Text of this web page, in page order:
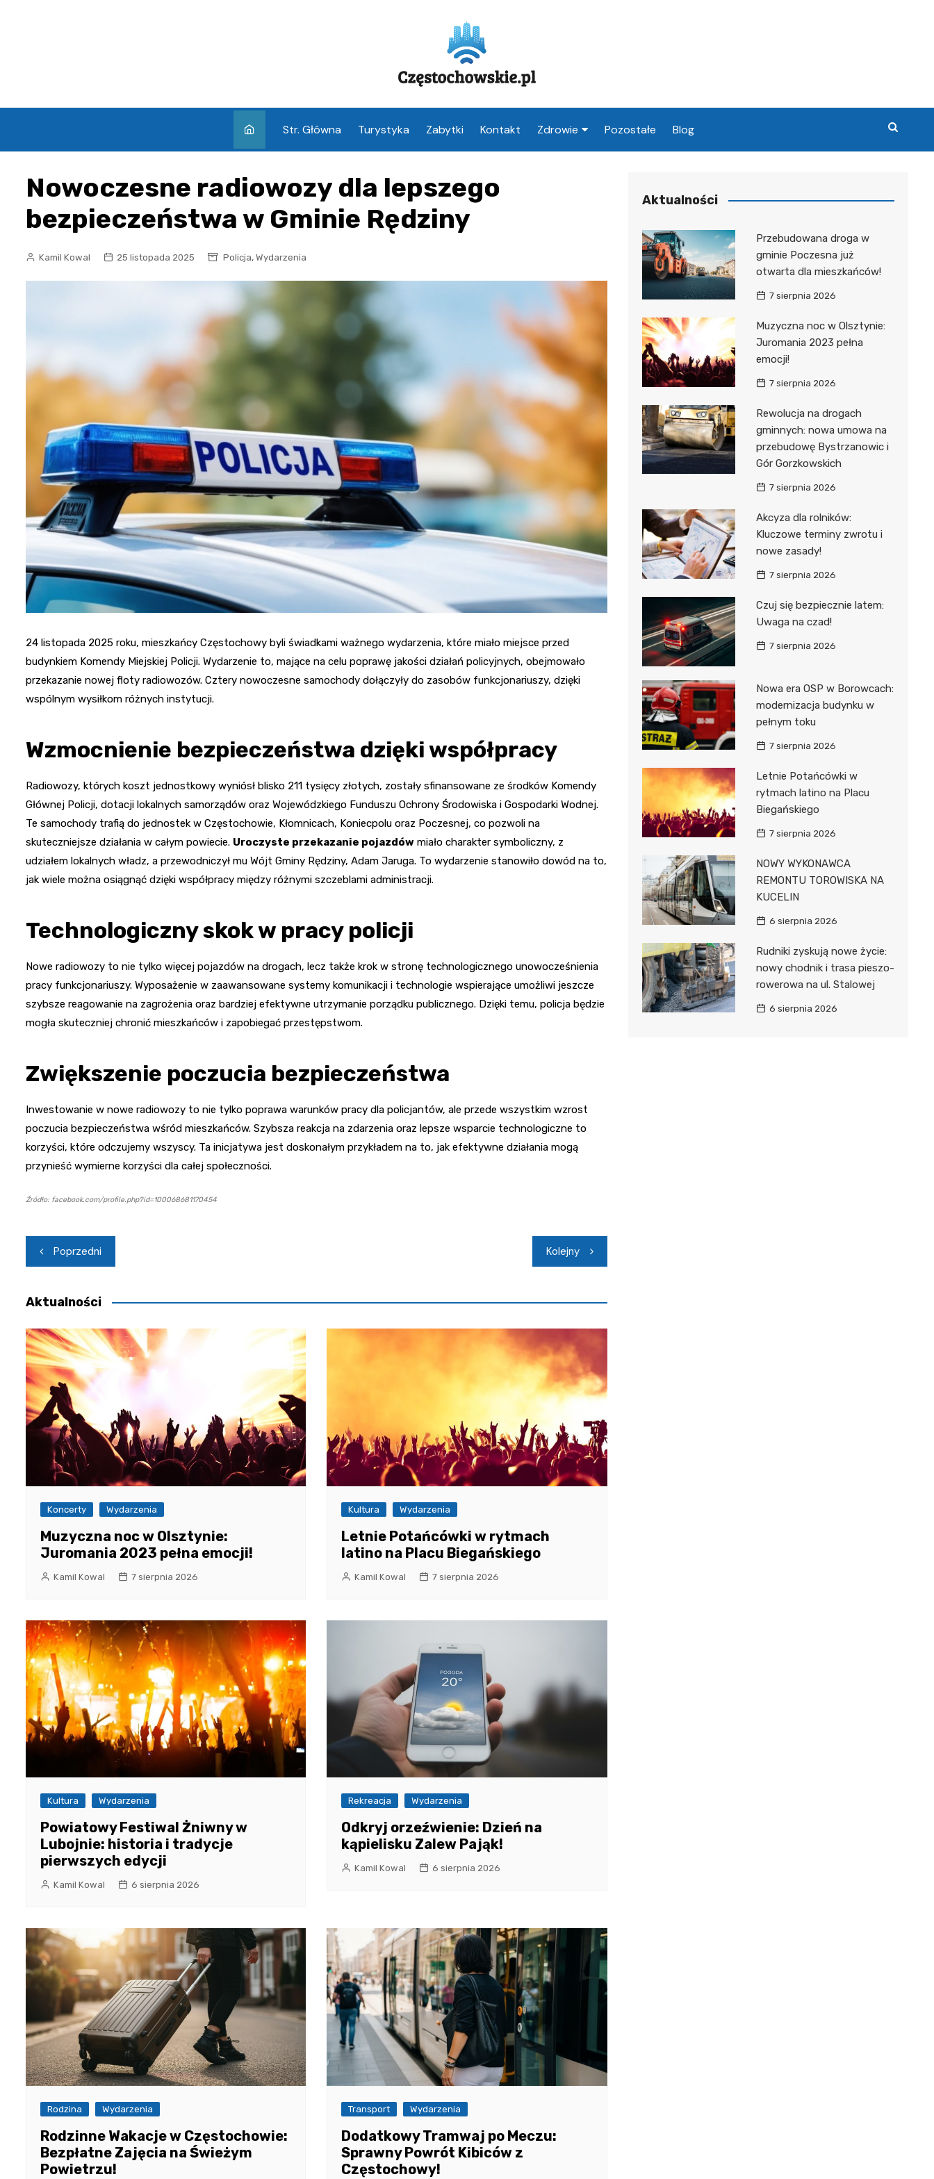
Str. Główna Turystyka Zabytki Kontakt Zdrowie
Lekarz Częstochowa
Częstochowa
Pozostałe Blog
Nowoczesne radiowozy dla lepszego
bezpieczeństwa w Gminie Rędziny
Kamil Kowal 25 listopada 2025 Policja, Wydarzenia
24 listopada 2025 roku, mieszkańcy Częstochowy byli świadkami ważnego wydarzenia, które miało miejsce przed
budynkiem Komendy Miejskiej Policji. Wydarzenie to, mające na celu poprawę jakości działań policyjnych, obejmowało
przekazanie nowej floty radiowozów. Cztery nowoczesne samochody dołączyły do zasobów funkcjonariuszy, dzięki
wspólnym wysiłkom różnych instytucji.
Wzmocnienie bezpieczeństwa dzięki współpracy
Radiowozy, których koszt jednostkowy wyniósł blisko 211 tysięcy złotych, zostały sfinansowane ze środków Komendy
Głównej Policji, dotacji lokalnych samorządów oraz Wojewódzkiego Funduszu Ochrony Środowiska i Gospodarki Wodnej.
Te samochody trafią do jednostek w Częstochowie, Kłomnicach, Koniecpolu oraz Poczesnej, co pozwoli na
skuteczniejsze działania w całym powiecie. Uroczyste przekazanie pojazdów miało charakter symboliczny, z
udziałem lokalnych władz, a przewodniczył mu Wójt Gminy Rędziny, Adam Jaruga. To wydarzenie stanowiło dowód na to,
jak wiele można osiągnąć dzięki współpracy między różnymi szczeblami administracji.
Technologiczny skok w pracy policji
Nowe radiowozy to nie tylko więcej pojazdów na drogach, lecz także krok w stronę technologicznego unowocześnienia
pracy funkcjonariuszy. Wyposażenie w zaawansowane systemy komunikacji i technologie wspierające umożliwi jeszcze
szybsze reagowanie na zagrożenia oraz bardziej efektywne utrzymanie porządku publicznego. Dzięki temu, policja będzie
mogła skuteczniej chronić mieszkańców i zapobiegać przestępstwom.
Zwiększenie poczucia bezpieczeństwa
Inwestowanie w nowe radiowozy to nie tylko poprawa warunków pracy dla policjantów, ale przede wszystkim wzrost
poczucia bezpieczeństwa wśród mieszkańców. Szybsza reakcja na zdarzenia oraz lepsze wsparcie technologiczne to
korzyści, które odczujemy wszyscy. Ta inicjatywa jest doskonałym przykładem na to, jak efektywne działania mogą
przynieść wymierne korzyści dla całej społeczności.
Źródło: facebook.com/profile.php?id=100068681170454
Nawigacja
wpisu
Poprzedni Kolejny
Aktualności
Koncerty Wydarzenia
Muzyczna noc w Olsztynie:
Juromania 2023 pełna emocji!
Kamil Kowal 7 sierpnia 2026
Kultura Wydarzenia
Letnie Potańcówki w rytmach
latino na Placu Biegańskiego
Kamil Kowal 7 sierpnia 2026
Kultura Wydarzenia
Powiatowy Festiwal Żniwny w
Lubojnie: historia i tradycje
pierwszych edycji
Kamil Kowal 6 sierpnia 2026
Rekreacja Wydarzenia
Odkryj orzeźwienie: Dzień na
kąpielisku Zalew Pająk!
Kamil Kowal 6 sierpnia 2026
Rodzina Wydarzenia
Rodzinne Wakacje w Częstochowie:
Bezpłatne Zajęcia na Świeżym
Powietrzu!
Transport Wydarzenia
Dodatkowy Tramwaj po Meczu:
Sprawny Powrót Kibiców z
Częstochowy!
Aktualności
Przebudowana droga w
gminie Poczesna już
otwarta dla mieszkańców!
7 sierpnia 2026
Muzyczna noc w Olsztynie:
Juromania 2023 pełna
emocji!
7 sierpnia 2026
Rewolucja na drogach
gminnych: nowa umowa na
przebudowę Bystrzanowic i
Gór Gorzkowskich
7 sierpnia 2026
Akcyza dla rolników:
Kluczowe terminy zwrotu i
nowe zasady!
7 sierpnia 2026
Czuj się bezpiecznie latem:
Uwaga na czad!
7 sierpnia 2026
Nowa era OSP w Borowcach:
modernizacja budynku w
pełnym toku
7 sierpnia 2026
Letnie Potańcówki w
rytmach latino na Placu
Biegańskiego
7 sierpnia 2026
NOWY WYKONAWCA
REMONTU TOROWISKA NA
KUCELIN
6 sierpnia 2026
Rudniki zyskują nowe życie:
nowy chodnik i trasa pieszo-
rowerowa na ul. Stalowej
6 sierpnia 2026